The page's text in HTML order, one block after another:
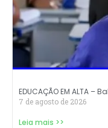
EDUCAÇÃO EM ALTA –
7 de agosto de 2026
Leia mais >>